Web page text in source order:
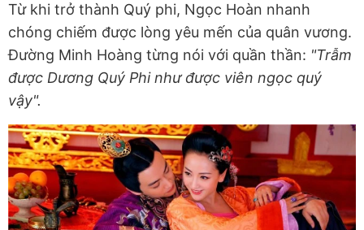
Từ khi trở thành Quý phi, Ngọc Hoàn nhanh
chóng chiếm được lòng yêu mến của quân vương.
Đường Minh Hoàng từng nói với quần thần: "Trẫm
được Dương Quý Phi như được viên ngọc quý
vậy".